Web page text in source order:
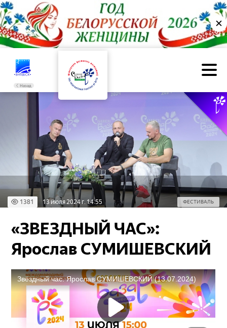
✕
Назад
1381 13 июля 2024 г. 14:55 ФЕСТИВАЛЬ
«ЗВЕЗДНЫЙ ЧАС»:
Ярослав СУМИШЕВСКИЙ